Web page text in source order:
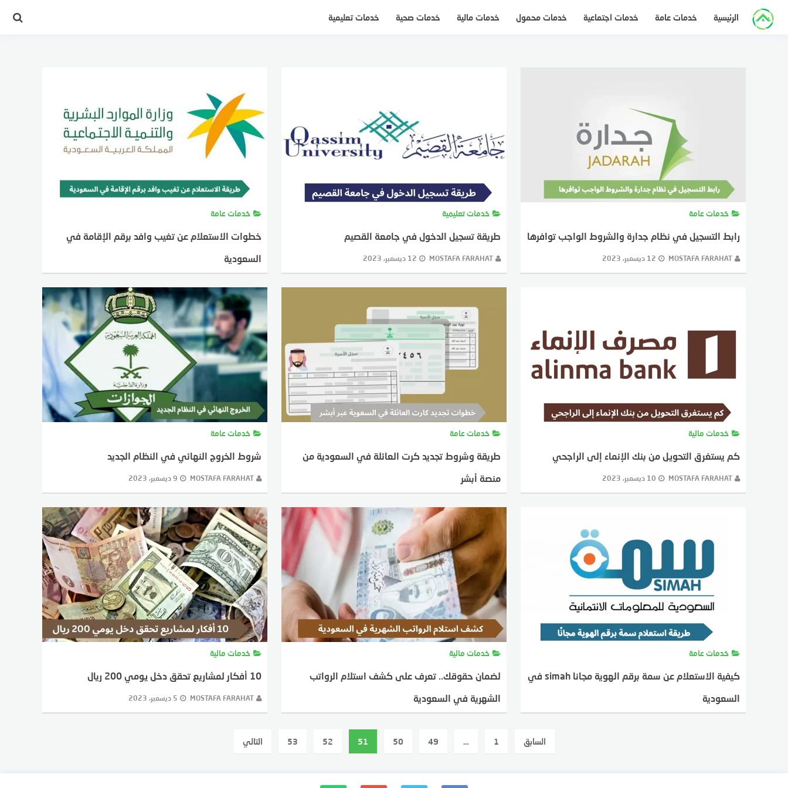
المحتوى
الرئيسية خدمات عامة خدمات اجتماعية خدمات محمول خدمات مالية خدمات صحية خدمات تعليمية
خدمات عامة
رابط التسجيل في نظام جدارة والشروط الواجب توافرها
MOSTAFA FARAHAT 12 ديسمبر، 2023
خدمات تعليمية
طريقة تسجيل الدخول في جامعة القصيم
MOSTAFA FARAHAT 12 ديسمبر، 2023
خدمات عامة
خطوات الاستعلام عن تغيب وافد برقم الإقامة في
السعودية
خدمات مالية
كم يستغرق التحويل من بنك الإنماء إلى الراجحي
MOSTAFA FARAHAT 10 ديسمبر، 2023
خدمات عامة
طريقة وشروط تجديد كرت العائلة في السعودية من
منصة أبشر
خدمات عامة
شروط الخروج النهائي في النظام الجديد
MOSTAFA FARAHAT 9 ديسمبر، 2023
خدمات عامة
كيفية الاستعلام عن سمة برقم الهوية مجانا simah في
السعودية
خدمات مالية
لضمان حقوقك.. تعرف على كشف استلام الرواتب
الشهرية في السعودية
خدمات مالية
10 أفكار لمشاريع تحقق دخل يومي 200 ريال
MOSTAFA FARAHAT 5 ديسمبر، 2023
السابق 1
…
49
50
51
52
53 التالي